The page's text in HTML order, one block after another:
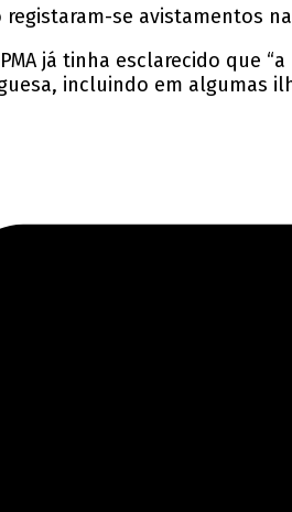
se avistamentos
já tinha esclarecido que
incluindo em algumas